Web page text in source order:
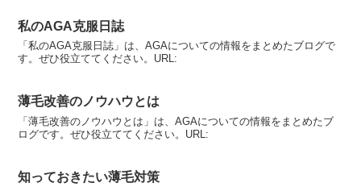
私のAGA克服日誌
「私のAGA克服日誌」は、AGAについての情報をまとめたブログで
す。ぜひ役立ててください。URL:
薄毛改善のノウハウとは
「薄毛改善のノウハウとは」は、AGAについての情報をまとめたブ
ログです。ぜひ役立ててください。URL:
知っておきたい薄毛対策